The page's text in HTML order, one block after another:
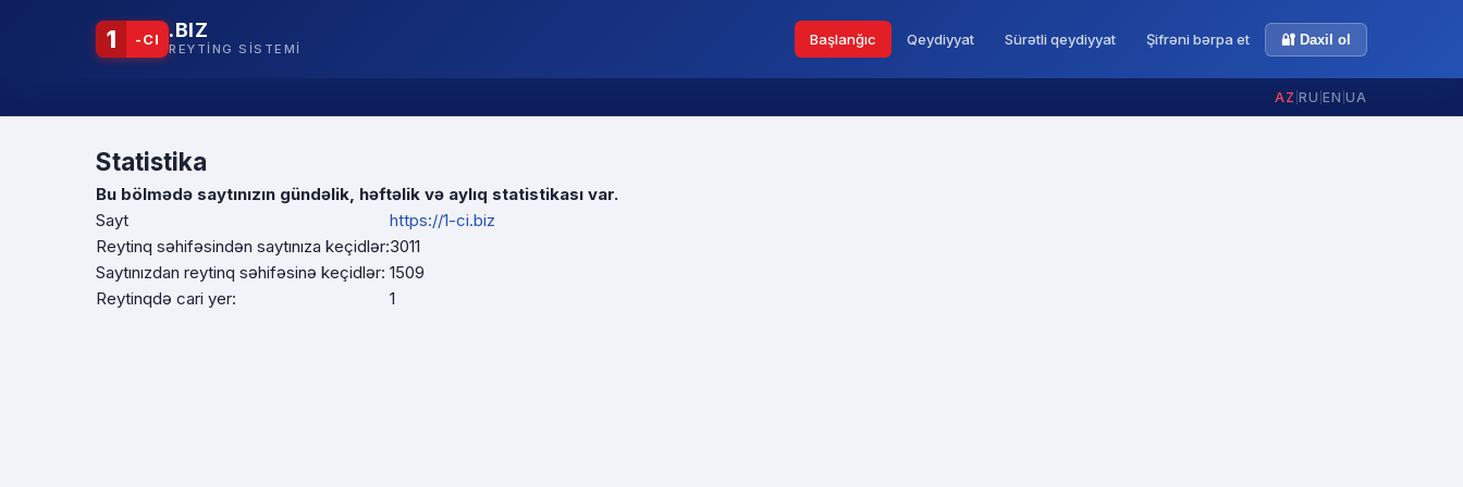
1 -CI .BIZ
REYTING SISTEMI
Başlanğıc Qeydiyyat Sürətli qeydiyyat Şifrəni bərpa et 🔐 Daxil ol
AZ RU EN UA
Statistika
Bu bölmədə saytınızın gündəlik, həftəlik və aylıq statistikası var.
Sayt
https://1-ci.biz
Reytinq səhifəsindən saytınıza keçidlər:3011
Saytınızdan reytinq səhifəsinə keçidlər: 1509
Reytinqdə cari yer:
1